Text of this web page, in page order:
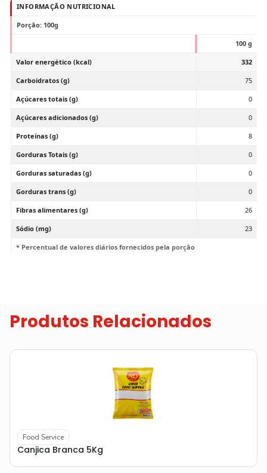
INFORMAÇÃO NUTRICIONAL
Porção: 100g
100 g
Valor energético (kcal) 332
Carboidratos (g) 75
Açúcares totais (g) 0
Açúcares adicionados (g) 0
Proteínas (g) 8
Gorduras Totais (g) 0
Gorduras saturadas (g) 0
Gorduras trans (g) 0
Fibras alimentares (g) 26
Sódio (mg) 23
* Percentual de valores diários fornecidos pela porção
Produtos Relacionados
Food Service
Canjica Branca 5Kg